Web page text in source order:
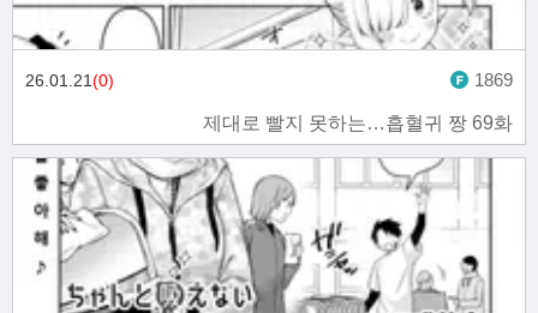
제대로 빨지 못하는…흡혈귀 짱 69화
26.01.21(0) 1869